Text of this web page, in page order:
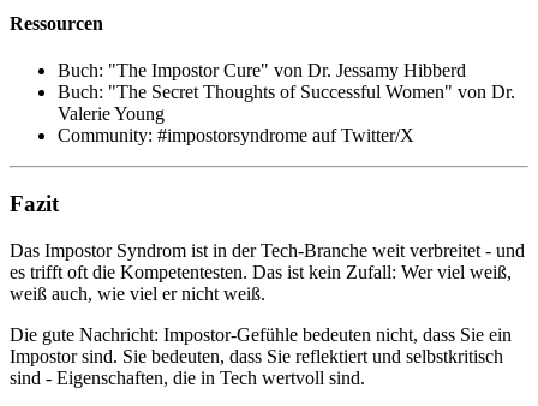
Ressourcen
Buch: "The Impostor Cure" von Dr. Jessamy Hibberd
Buch: "The Secret Thoughts of Successful Women" von Dr.
Valerie Young
Community: #impostorsyndrome auf Twitter/X
Fazit
Das Impostor Syndrom ist in der Tech-Branche weit verbreitet - und
es trifft oft die Kompetentesten. Das ist kein Zufall: Wer viel weiß,
weiß auch, wie viel er nicht weiß.
Die gute Nachricht: Impostor-Gefühle bedeuten nicht, dass Sie ein
Impostor sind. Sie bedeuten, dass Sie reflektiert und selbstkritisch
sind - Eigenschaften, die in Tech wertvoll sind.